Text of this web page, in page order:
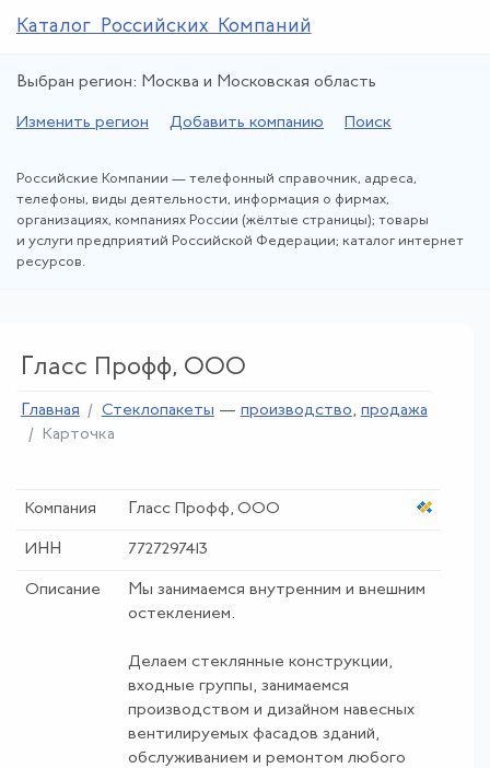
Каталог Российских Компаний
Выбран регион: Москва и Московская область
Изменить регион Добавить компанию Поиск
Российские Компании — телефонный справочник, адреса,
телефоны, виды деятельности, информация о фирмах,
организациях, компаниях России (жёлтые страницы); товары
и услуги предприятий Российской Федерации; каталог интернет
ресурсов.
Гласс Профф, ООО
Главная Стеклопакеты — производство, продажа
Карточка
Компания Гласс Профф, ООО
ИНН 7727297413
Описание
Мы занимаемся внутренним и внешним
остеклением.
Делаем стеклянные конструкции,
входные группы, занимаемся
производством и дизайном навесных
вентилируемых фасадов зданий,
обслуживанием и ремонтом любого